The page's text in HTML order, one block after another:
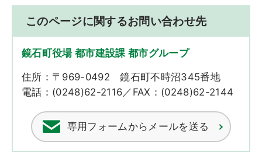
このページに関するお問い合わせ先
鏡石町役場 都市建設課 都市グループ
住所：〒969-0492 鏡石町不時沼345番地
電話：(0248)62-2116／FAX：(0248)62-2144
専用フォームからメールを送る